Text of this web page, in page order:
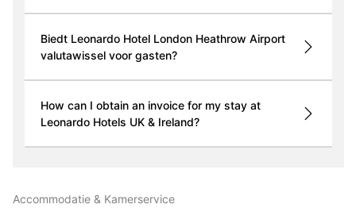
Biedt Leonardo Hotel London Heathrow Airport
valutawissel voor gasten?
How can I obtain an invoice for my stay at
Leonardo Hotels UK & Ireland?
Accommodatie & Kamerservice